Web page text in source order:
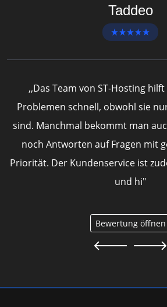
Taddeo
,,Das Team von ST-Hosting
Problemen schnell, obwohl sie
sind. Manchmal bekommt man
noch Antworten auf Fragen mit
Priorität. Der Kundenservice ist
und hi"
Bewertung öffnen